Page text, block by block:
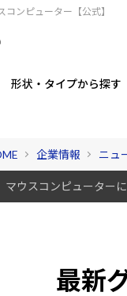
コンピューター【公式】
形状・タイプから探す
企業情報 ニュ
マウスコンピューター
最新